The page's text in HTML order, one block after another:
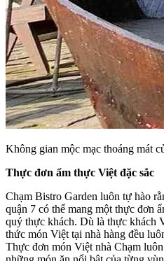
Không gian mộc mạc thoáng mát
Thực đơn ẩm thực Việt đặc sắc
Chạm Bistro Garden luôn tự hào
quận 7 có thể mang một thực đơn
quý thực khách. Dù là thực khách
thức món Việt tại nhà hàng đều
Thực đơn món Việt nhà Chạm